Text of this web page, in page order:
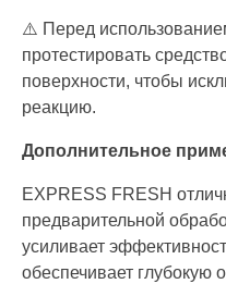
⚠️ Перед
протестировать
поверхности, чтобы
реакцию.
Дополнительное
EXPRESS FRESH
предварительной
усиливает
обеспечивает глубокую